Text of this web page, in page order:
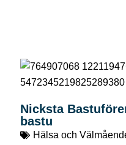
Nicksta
bastu
Hälsa och